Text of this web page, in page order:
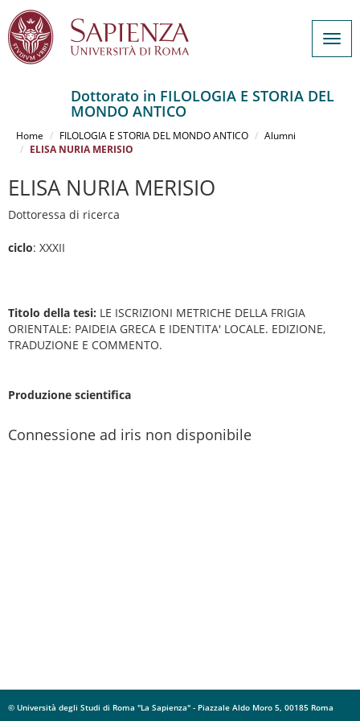
contenuto
Dottorato in FILOLOGIA E STORIA DEL
MONDO ANTICO
Home FILOLOGIA E STORIA DEL MONDO ANTICO
Alumni
ELISA NURIA MERISIO
ELISA NURIA MERISIO
Dottoressa di ricerca
ciclo: XXXII
Titolo della tesi: LE ISCRIZIONI METRICHE DELLA FRIGIA
ORIENTALE: PAIDEIA GRECA E IDENTITA' LOCALE. EDIZIONE,
TRADUZIONE E COMMENTO.
Produzione scientifica
Connessione ad iris non disponibile
© Università degli Studi di Roma "La Sapienza" - Piazzale Aldo Moro 5, 00185 Roma